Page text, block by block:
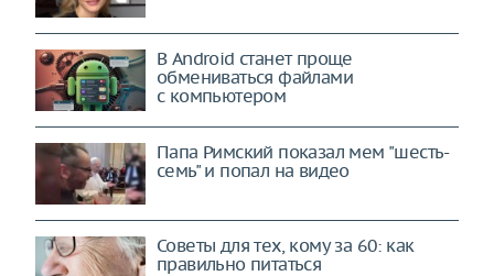
В Android станет проще
обмениваться файлами
с компьютером
Папа Римский показал мем "шесть-
семь" и попал на видео
Советы для тех, кому за 60: как
правильно питаться